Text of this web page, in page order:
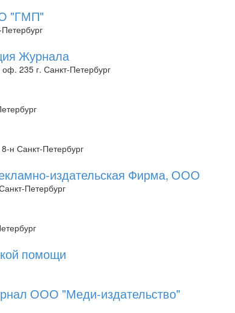
"ГМП"
Журнала
235 г. Санкт-Петербург
н Санкт-Петербург
издательская Фирма, ООО
Петербург
помощи
ООО "Меди-издательство"